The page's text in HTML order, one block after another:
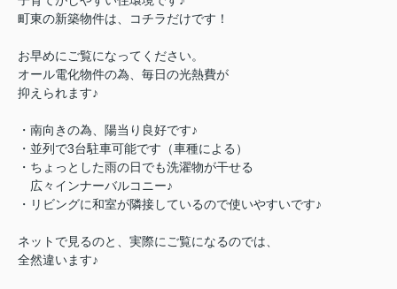
町東の新築物件は、コチラだけです！
お早めにご覧になってください。
オール電化物件の為、毎日の光熱費が
抑えられます♪
・南向きの為、陽当り良好です♪
・並列で3台駐車可能です（車種による）
・ちょっとした雨の日でも洗濯物が干せる
広々インナーバルコニー♪
・リビングに和室が隣接しているので使いやすいです♪
ネットで見るのと、実際にご覧になるのでは、
全然違います♪